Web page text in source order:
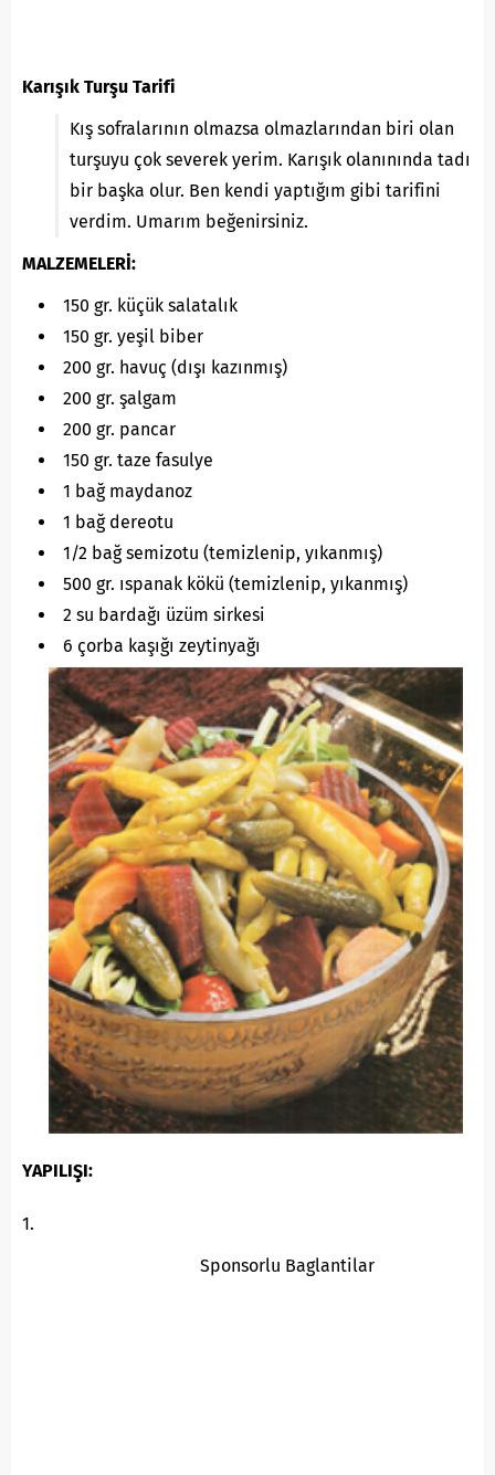
Karışık Turşu Tarifi
Kış sofralarının olmazsa olmazlarından biri olan
turşuyu çok severek yerim. Karışık olanınında tadı
bir başka olur. Ben kendi yaptığım gibi tarifini
verdim. Umarım beğenirsiniz.
MALZEMELERİ:
150 gr. küçük salatalık
150 gr. yeşil biber
200 gr. havuç (dışı kazınmış)
200 gr. şalgam
200 gr. pancar
150 gr. taze fasulye
1 bağ maydanoz
1 bağ dereotu
1/2 bağ semizotu (temizlenip, yıkanmış)
500 gr. ıspanak kökü (temizlenip, yıkanmış)
2 su bardağı üzüm sirkesi
6 çorba kaşığı zeytinyağı
YAPILIŞI:
Sponsorlu Baglantilar
1.